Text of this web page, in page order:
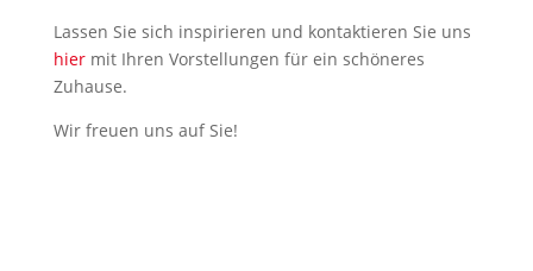
Lassen Sie sich inspirieren und kontaktieren Sie uns
hiermit Ihren Vorstellungen für ein schöneres
Zuhause.
Wir freuen uns auf Sie!